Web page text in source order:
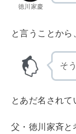
徳川家慶
と言うことか
そ
とあだ名されて
父・徳川家斉と